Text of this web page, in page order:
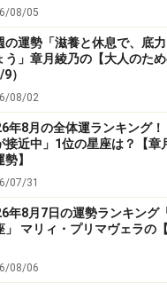
勢「おうし座」
す。周囲と足並みを合
を占う
ーフード】を見る
08/05
の運勢「滋養と休息で、底
う」章月綾乃の【大人のた
）
08/02
年8月の全体運ランキング
接近中」1位の星座は？【章
】
07/31
年8月7日の運勢ランキング
」 マリィ・プリマヴェラの
08/06